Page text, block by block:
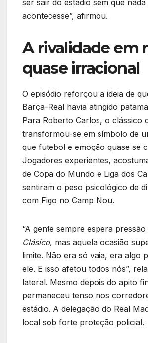
ser sair do estádio sem que
acontecesse”, afirmou.
A rivalidade em
quase irracional
O episódio reforçou a ideia de
Barça-Real havia atingido
Para Roberto Carlos, o clássico
transformou-se em símbolo de
que futebol e emoção quase se
Jogadores experientes,
de Copa do Mundo e Liga dos
sentiram o peso psicológico de
com Figo no Camp Nou.
“A gente sempre espera
Clásico, mas aquela ocasião
limite. Não era só vaia, era algo
ele. E isso afetou todos nós”,
lateral. Mesmo depois do apito
permaneceu tenso nos
estádio. A delegação do Real
local sob forte proteção policial.